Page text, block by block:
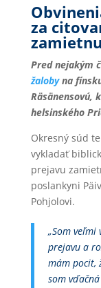
za
Pred nejakým
žalobyna
Räsänensovú,
helsinského
Okresný súd
vykladať
prejavu
poslankyni
Pohjolovi.
„Som veľmi
prejavu a
mám pocit,
som